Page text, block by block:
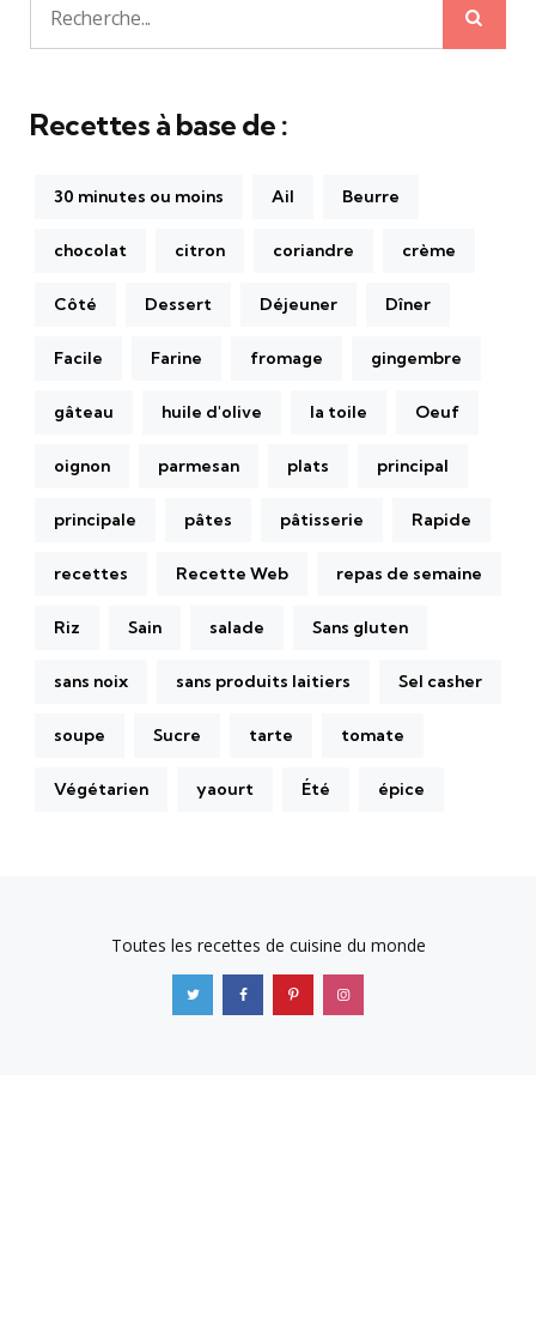
Recherche
pour:
Recettes à base de :
30 minutes ou moins Ail Beurre
chocolat citron coriandre crème
Côté Dessert Déjeuner Dîner
Facile Farine fromage gingembre
gâteau huile d'olive la toile Oeuf
oignon parmesan plats principal
principale pâtes pâtisserie Rapide
recettes Recette Web repas de semaine
Riz Sain salade Sans gluten
sans noix sans produits laitiers Sel casher
soupe Sucre tarte tomate
Végétarien yaourt Été épice
Toutes les recettes de cuisine du monde